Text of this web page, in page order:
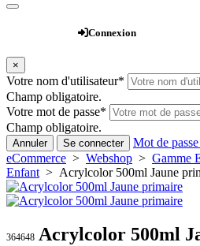
Connexion
×
Votre nom d'utilisateur*
Champ obligatoire.
Votre mot de passe*
Champ obligatoire.
Annuler Se connecter
Mot de
eCommerce > Webshop > Gamme
Enfant > Acrylcolor 500ml Jaune
364648 Acrylcolor 500ml